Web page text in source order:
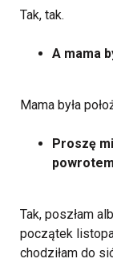
Tak, tak.
A mama
Mama była
Proszę
Tak, poszłam
początek
chodziłam do